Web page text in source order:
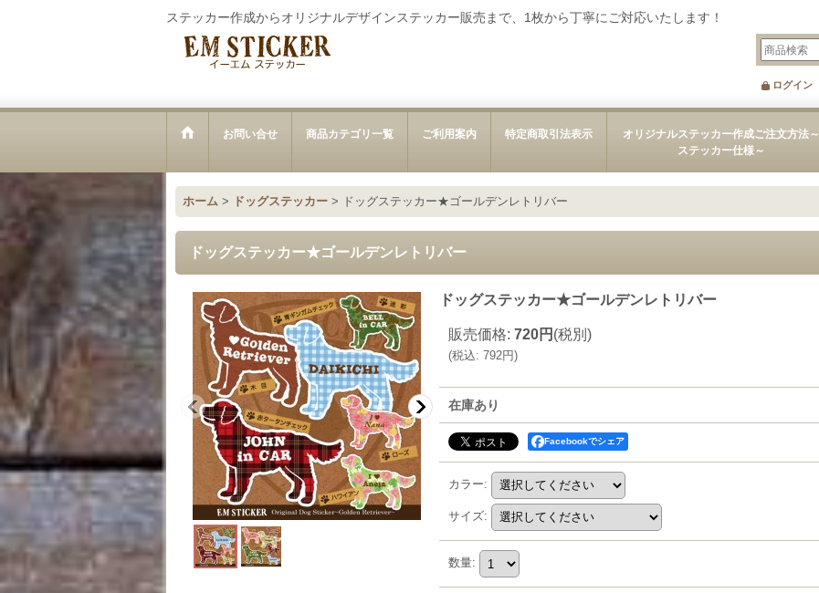
ステッカー作成からオリジナルデザインステッカー販売まで、1枚から丁寧にご対応いたします！
ログイン
お問い合せ 商品カテゴリ一覧 ご利用案内 特定商取引法表示
オリジナルステッカー作成ご注文方法～
ステッカー仕様～
ホーム > ドッグステッカー > ドッグステッカー★ゴールデンレトリバー
ドッグステッカー★ゴールデンレトリバー
ドッグステッカー★ゴールデンレトリバー
販売価格: 720円 (税別)
(税込: 792円)
在庫あり
Facebookでシェア
カラー:
サイズ:
数量: